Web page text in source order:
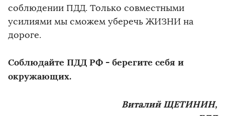
соблюдении ПДД. Только совместными
усилиями мы сможем уберечь ЖИЗНИ на
дороге.
Соблюдайте ПДД РФ - берегите себя и
окружающих.
Виталий ЩЕТИНИН,